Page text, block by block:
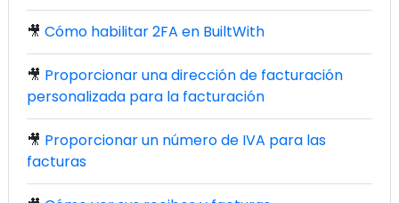
🎥 Cómo habilitar 2FA en BuiltWith
🎥 Proporcionar una dirección de facturación
personalizada para la facturación
🎥 Proporcionar un número de IVA para las
facturas